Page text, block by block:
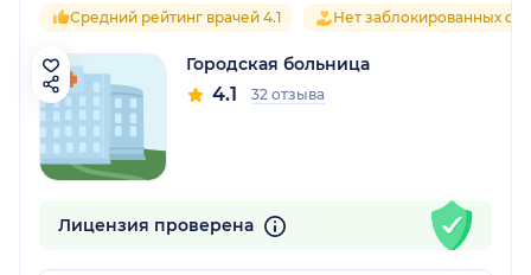
Средний рейтинг врачей 4.1 Нет заблокированных
Городская больница
4.1 32 отзыва
Лицензия проверена